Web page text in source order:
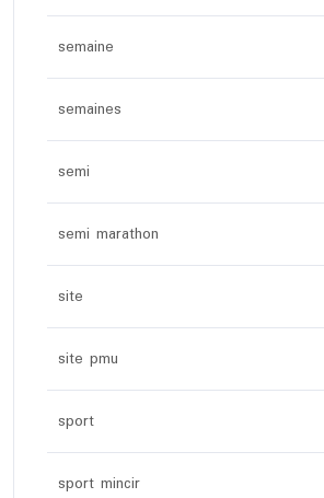
semaine
semaines
semi
semi marathon
site
site pmu
sport
sport mincir